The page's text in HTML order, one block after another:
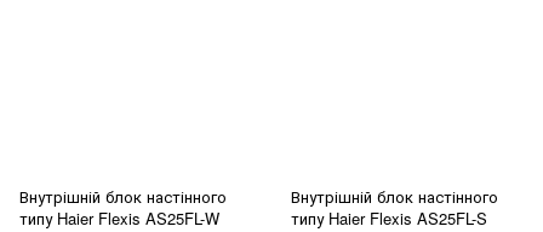
Внутрішній блок настінного
типу Haier Flexis AS25FL-W
Внутрішній блок настінного
типу Haier Flexis AS25FL-S